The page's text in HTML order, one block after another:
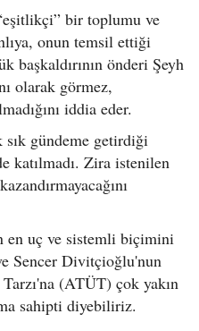
bir toplumu ve
onun temsil ettiği
başkaldırının önderi Şeyh
olarak görmez,
iddia eder.
sık gündeme getirdiği
katılmadı. Zira istenilen
en uç ve sistemli biçimini
Sencer Divitçioğlu'nun
(ATÜT) çok yakın
sahipti diyebiliriz.